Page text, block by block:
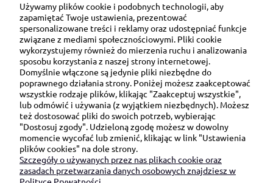
Ul. Brukowa 6/8 lok. 57/58
91-341 Łódź
NIP: 6751510615
SKONTAKTUJ SIĘ Z NAMI:
sklep@be-happygifts.com
+48 690 172 872
Używamy plików cookie i podobnych technologii, aby
zapamiętać Twoje ustawienia, prezentować
spersonalizowane treści i reklamy oraz udostępniać funkcje
związane z mediami społecznościowymi. Pliki cookie
wykorzystujemy również do mierzenia ruchu i analizowania
sposobu korzystania z naszej strony internetowej.
Domyślnie włączone są jedynie pliki niezbędne do
poprawnego działania strony. Poniżej możesz zaakceptować
wszystkie rodzaje plików, klikając "Zaakceptuj wszystkie",
lub odmówić i używania (z wyjątkiem niezbędnych). Możesz
też dostosować pliki do swoich potrzeb, wybierając
"Dostosuj zgody". Udzieloną zgodę możesz w dowolny
momencie wycofać lub zmienić, klikając w link "Ustawienia
plików cookies" na dole strony.
Szczegóły o używanych przez nas plikach cookie oraz
zasadach przetwarzania danych osobowych znajdziesz w